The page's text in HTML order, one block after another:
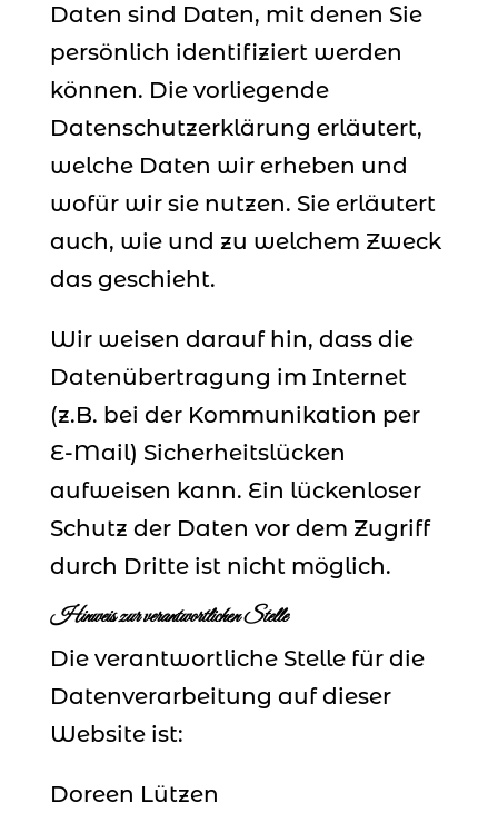
Daten sind Daten, mit denen Sie
persönlich identifiziert werden
können. Die vorliegende
Datenschutzerklärung erläutert,
welche Daten wir erheben und
wofür wir sie nutzen. Sie erläutert
auch, wie und zu welchem Zweck
das geschieht.
Wir weisen darauf hin, dass die
Datenübertragung im Internet
(z.B. bei der Kommunikation per
E-Mail) Sicherheitslücken
aufweisen kann. Ein lückenloser
Schutz der Daten vor dem Zugriff
durch Dritte ist nicht möglich.
Hinweis zur verantwortlichen Stelle
Die verantwortliche Stelle für die
Datenverarbeitung auf dieser
Website ist:
Doreen Lützen